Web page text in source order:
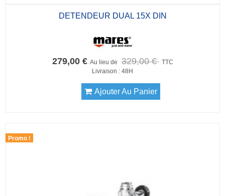
DETENDEUR DUAL 15X DIN
279,00 € Au lieu de 329,00 € TTC
Livraison : 48H
Ajouter Au Panier
Promo !